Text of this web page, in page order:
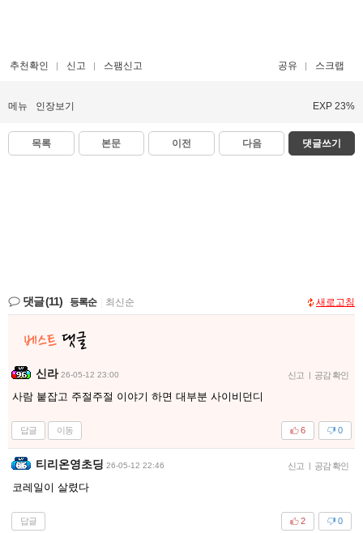
추천확인 신고 스팸신고 공유 스크랩
메뉴 인장보기 EXP 23%
목록 본문 이전 다음 댓글쓰기
댓글(11) 등록순 최신순 새로고침
신라 26-05-12 23:00 신고 | 공감 확인
사람 붙잡고 주절주절 이야기 하면 대부분 사이비던디
답글 이동 0
6
티리온영초딩 26-05-12 22:46 신고 | 공감 확인
코레일이 살렸다
답글 0
2